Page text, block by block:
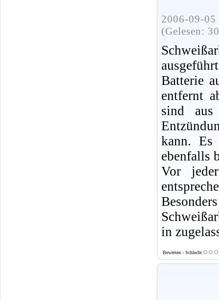
2006-09-
(Gelesen:
Batterie
entfernt
sind
kann. Es
ebenfalls
Vor
in
Bewerten - Schlecht